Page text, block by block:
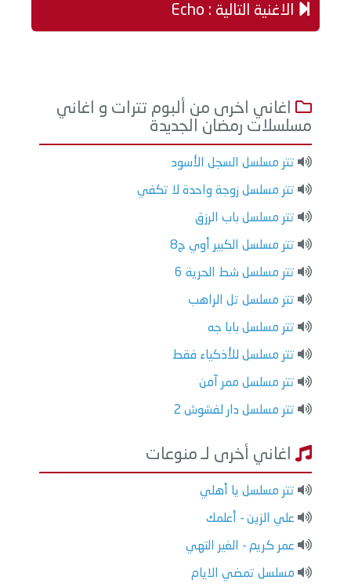
الاغنية التالية : Echo
اغاني اخرى من ألبوم تترات و اغاني
مسلسلات رمضان الجديدة
تتر مسلسل السجل الأسود
تتر مسلسل زوجة واحدة لا تكفي
تتر مسلسل باب الرزق
تتر مسلسل الكبير أوي ج8
تتر مسلسل شط الحرية 6
تتر مسلسل تل الراهب
تتر مسلسل بابا جه
تتر مسلسل للأذكياء فقط
تتر مسلسل ممر آمن
تتر مسلسل دار لفشوش 2
اغاني أخرى لـ منوعات
تتر مسلسل يا أهلي
علي الزين - أعلمك
عمر كريم - الغير التهي
مسلسل تمضي الايام